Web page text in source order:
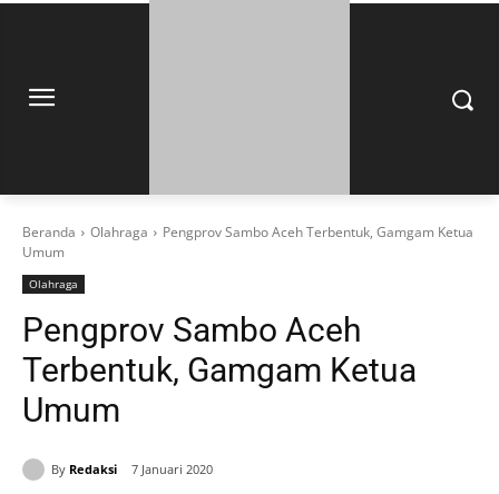
Beranda Olahraga
Pengprov Sambo Aceh Terbentuk, Gamgam Ketua
Umum
Olahraga
Pengprov Sambo Aceh
Terbentuk, Gamgam Ketua
Umum
By Redaksi 7 Januari 2020